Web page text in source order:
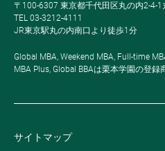
〒100-6307 東京都千代田区丸の内2-4-1
TEL 03-3212-4111
JR東京駅丸の内南口より徒歩1分
Global MBA, Weekend MBA, Full-time
MBA Plus, Global BBAは栗本学園の登録
サイトマップ